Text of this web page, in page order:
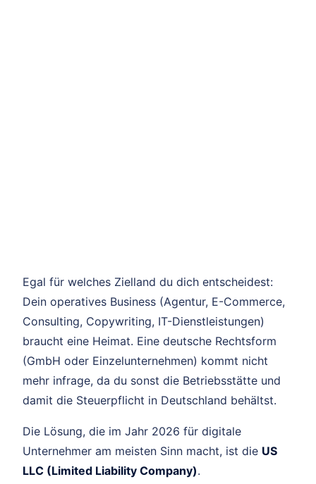
Egal für welches Zielland du dich entscheidest:
Dein operatives Business (Agentur, E-Commerce,
Consulting, Copywriting, IT-Dienstleistungen)
braucht eine Heimat. Eine deutsche Rechtsform
(GmbH oder Einzelunternehmen) kommt nicht
mehr infrage, da du sonst die Betriebsstätte und
damit die Steuerpflicht in Deutschland behältst.
Die Lösung, die im Jahr 2026 für digitale
Unternehmer am meisten Sinn macht, ist die US
LLC (Limited Liability Company).